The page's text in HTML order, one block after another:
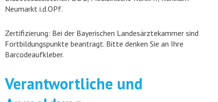
Neumarkt i.d.OPf.
Zertifizierung: Bei der Bayerischen Landesärztekammer sind
Fortbildungspunkte beantragt. Bitte denken Sie an Ihre
Barcodeaufkleber.
Verantwortliche und